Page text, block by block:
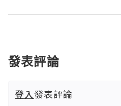
發表評論
登入發表評論